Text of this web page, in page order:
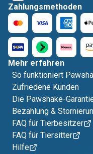
Zahlungsmethoden
Mehr erfahren
So funktioniert
Zufriedene Kunden
Die Pawshake-
Bezahlung &
FAQ für Tierbesitzer
FAQ für Tiersitter
Hilfe